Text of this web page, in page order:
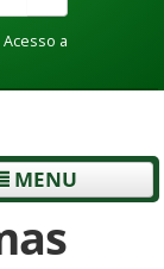
Acesso a
MENU